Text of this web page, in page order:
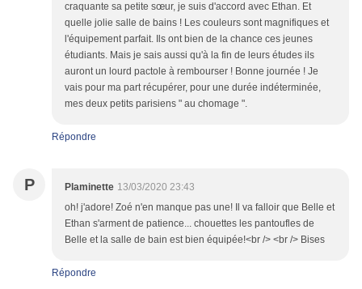
craquante sa petite sœur, je suis d'accord avec Ethan. Et
quelle jolie salle de bains ! Les couleurs sont magnifiques et
l'équipement parfait. Ils ont bien de la chance ces jeunes
étudiants. Mais je sais aussi qu'à la fin de leurs études ils
auront un lourd pactole à rembourser ! Bonne journée ! Je
vais pour ma part récupérer, pour une durée indéterminée,
mes deux petits parisiens " au chomage ".
Répondre
P Plaminette 13/03/2020 23:43
oh! j'adore! Zoé n'en manque pas une! Il va falloir que Belle et
Ethan s'arment de patience... chouettes les pantoufles de
Belle et la salle de bain est bien équipée!<br /> <br /> Bises
Répondre